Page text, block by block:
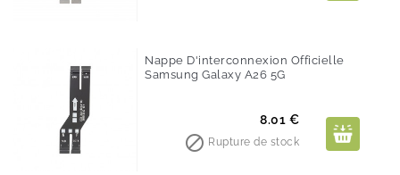
Nappe D'interconnexion Officielle
Samsung Galaxy A26 5G
Prix
8.01 €
 Rupture de stock